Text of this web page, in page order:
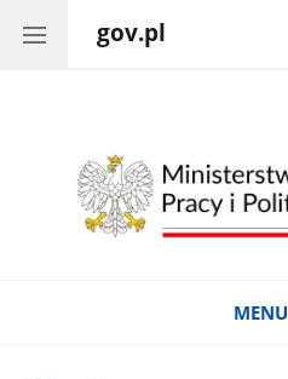
gov.pl
MENU